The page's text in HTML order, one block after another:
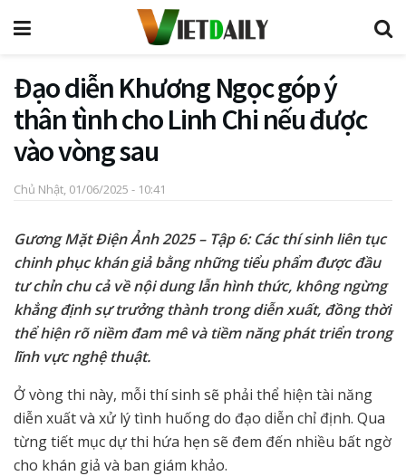
Đạo diễn Khương Ngọc góp ý
thân tình cho Linh Chi nếu được
vào vòng sau
Chủ Nhật, 01/06/2025 - 10:41
Gương Mặt Điện Ảnh 2025 – Tập 6: Các thí sinh liên tục
chinh phục khán giả bằng những tiểu phẩm được đầu
tư chỉn chu cả về nội dung lẫn hình thức, không ngừng
khẳng định sự trưởng thành trong diễn xuất, đồng thời
thể hiện rõ niềm đam mê và tiềm năng phát triển trong
lĩnh vực nghệ thuật.
Ở vòng thi này, mỗi thí sinh sẽ phải thể hiện tài năng
diễn xuất và xử lý tình huống do đạo diễn chỉ định. Qua
từng tiết mục dự thi hứa hẹn sẽ đem đến nhiều bất ngờ
cho khán giả và ban giám khảo.